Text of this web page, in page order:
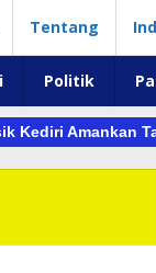
Tentang
Politik
Amankan Tanda